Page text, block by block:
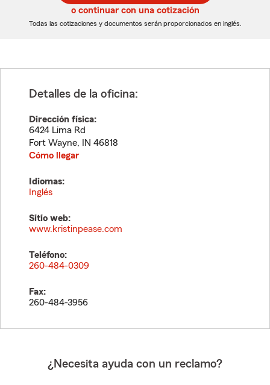
5
dígitos
5
dígitos
o continuar con una cotización
Todas las cotizaciones y documentos serán proporcionados en inglés.
Detalles de la oficina:
Dirección física:
6424 Lima Rd
Fort Wayne, IN 46818
Cómo llegar
Idiomas:
Inglés
Sitio web:
www.kristinpease.com
Teléfono:
260-484-0309
Fax:
260-484-3956
¿Necesita ayuda con un reclamo?